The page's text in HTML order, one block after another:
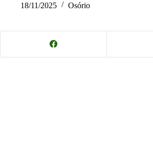
18/11/2025 Osório